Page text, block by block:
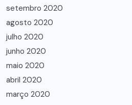
setembro 2020
agosto 2020
julho 2020
junho 2020
maio 2020
abril 2020
março 2020